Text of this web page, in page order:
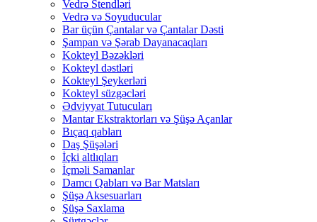
Vedrə Stendləri
Vedrə və Soyuducular
Bar üçün Çantalar və Çantalar Dəsti
Şampan və Şərab Dayanacaqları
Kokteyl Bəzəkləri
Kokteyl dəstləri
Kokteyl Şeykerləri
Kokteyl süzgəcləri
Ədviyyat Tutucuları
Mantar Ekstraktorları və Şüşə Açanlar
Bıçaq qabları
Daş Şüşələri
İçki altlıqları
İçməli Samanlar
Damcı Qabları və Bar Matsları
Şüşə Aksesuarları
Şüşə Saxlama